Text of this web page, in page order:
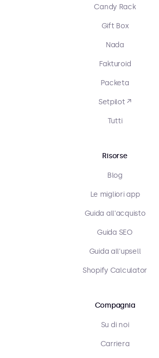
Candy Rack
Gift Box
Nada
Fakturoid
Packeta
Setpilot ↗
Tutti
Risorse
Blog
Le migliori app
Guida all'acquisto
Guida SEO
Guida all'upsell
Shopify Calculator
Compagnia
Su di noi
Carriera